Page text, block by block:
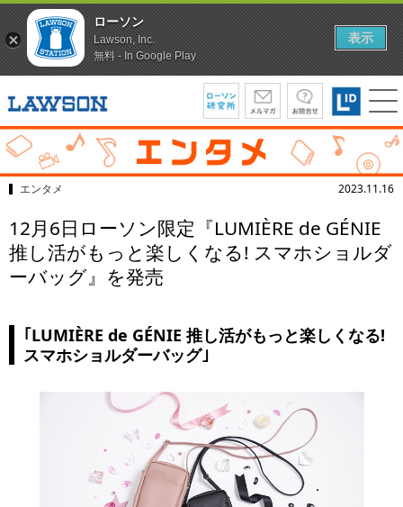
エンタメ 2023.11.16
12月6日ローソン限定『LUMIÈRE de GÉNIE
推し活がもっと楽しくなる! スマホショルダ
ーバッグ』を発売
｢LUMIÈRE de GÉNIE 推し活がもっと楽しくなる!
スマホショルダーバッグ｣
ローソン
Lawson, Inc.
無料 - In Google Play
表示